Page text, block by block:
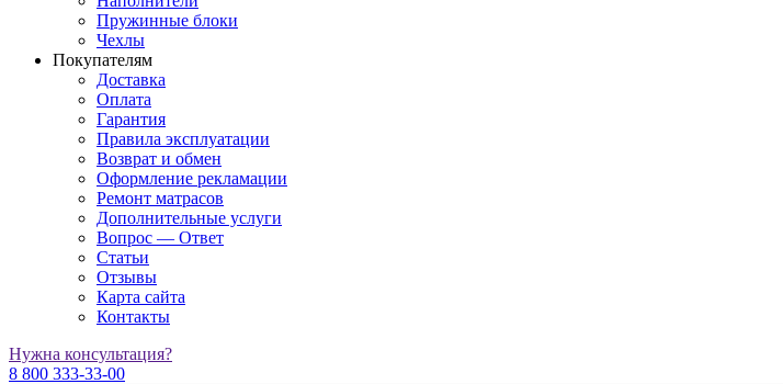
Пружинные блоки
Чехлы
Покупателям
Доставка
Оплата
Гарантия
Правила эксплуатации
Возврат и обмен
Оформление рекламации
Ремонт матрасов
Дополнительные услуги
Вопрос — Ответ
Статьи
Отзывы
Карта сайта
Контакты
Нужна консультация?
8 800 333-33-00